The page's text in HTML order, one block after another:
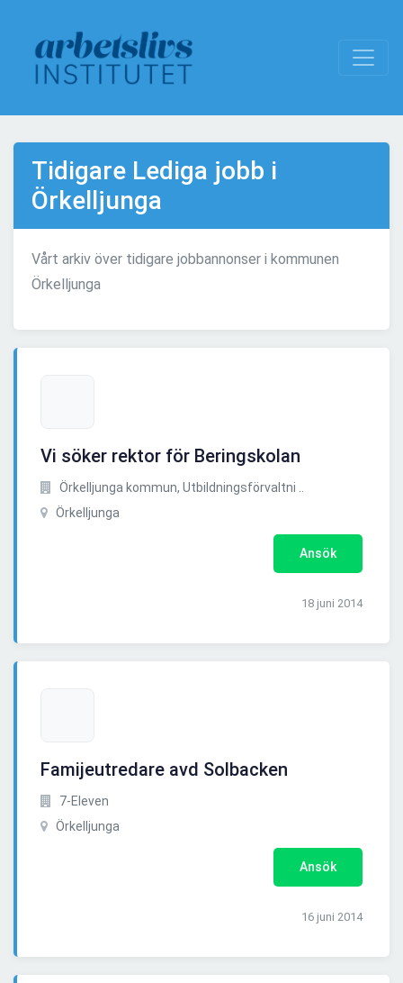
Tidigare Lediga jobb i
Örkelljunga
Vårt arkiv över tidigare jobbannonser i kommunen
Örkelljunga
Vi söker rektor för Beringskolan
Örkelljunga kommun, Utbildningsförvaltni ..
Örkelljunga
Ansök
18 juni 2014
Famijeutredare avd Solbacken
7-Eleven
Örkelljunga
Ansök
16 juni 2014